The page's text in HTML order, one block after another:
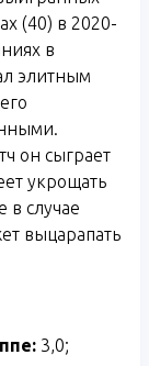
(40) в 2020-
в
элитным
он сыграет
укрощать
в случае
выцарапать
3,0;